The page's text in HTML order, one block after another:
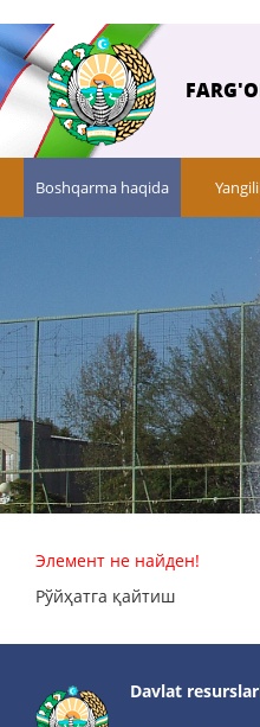
Boshqarma haqida
Элемент не найден!
Рўйҳатга қайтиш
Davlat